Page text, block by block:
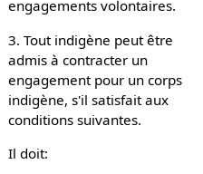
engagements volontaires.
3. Tout indigène peut être
admis à contracter un
engagement pour un corps
indigène, s'il satisfait aux
conditions suivantes.
Il doit: